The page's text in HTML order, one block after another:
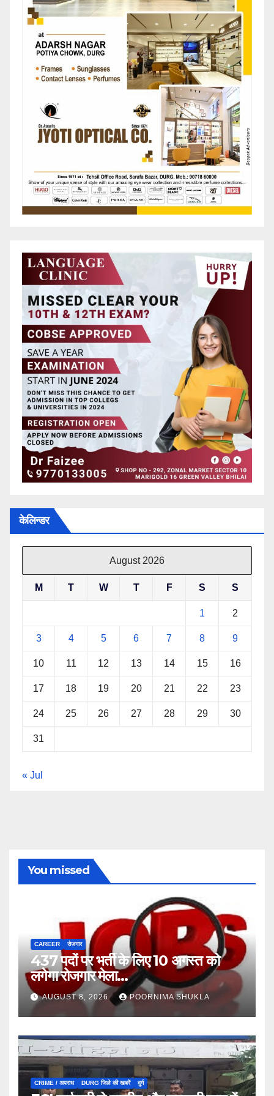
केलिन्डर
August 2026
M T W T F S S
1 2
3 4 5 6 7 8 9
10 11 12 13 14 15 16
17 18 19 20 21 22 23
24 25 26 27 28 29 30
31
« Jul
You missed
CAREER रोजगार
437 पदों पर भर्ती के लिए 10 अगस्त को
लगेगा रोजगार मेला…
AUGUST 8, 2026 POORNIMA SHUKLA
CRIME / अपराध DURG जिले की खबरें दुर्ग